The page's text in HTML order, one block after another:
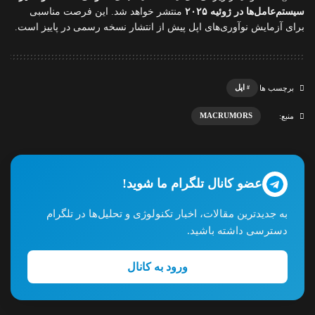
سیستم‌عامل‌ها در ژوئیه ۲۰۲۵
منتشر خواهد شد. این فرصت مناسبی
برای آزمایش نوآوری‌های اپل پیش از انتشار نسخه رسمی در پاییز است.
برچسب ها اپل
منبع: MACRUMORS
عضو کانال تلگرام ما شوید!
به جدیدترین مقالات، اخبار تکنولوژی و تحلیل‌ها در تلگرام
دسترسی داشته باشید.
ورود به کانال